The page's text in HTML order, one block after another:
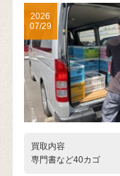
買取内容
専門書など40カゴ
2026
07/29